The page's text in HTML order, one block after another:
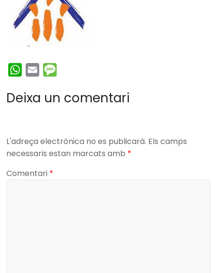
W
a
A
p
a
s
g
e
Deixa un comentari
L'adreça electrònica no es publicarà. Els camps
necessaris estan marcats amb *
Comentari *